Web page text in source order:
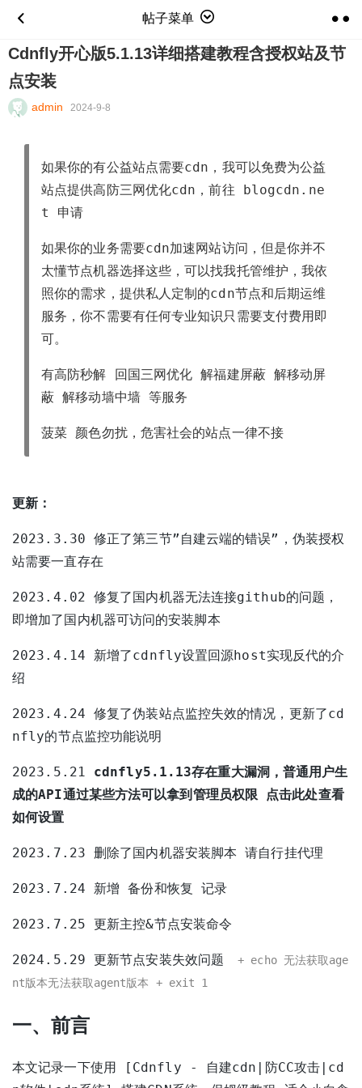
帖子菜单
Cdnfly开心版5.1.13详细搭建教程含授权站及节
点安装
admin 2024-9-8
如果你的有公益站点需要cdn，我可以免费为公益
站点提供高防三网优化cdn，前往 blogcdn.ne
t
申请
如果你的业务需要cdn加速网站访问，但是你并不
太懂节点机器选择这些，可以找我托管维护，我依
照你的需求，提供私人定制的cdn节点和后期运维
服务，你不需要有任何专业知识只需要支付费用即
可。
有高防秒解 回国三网优化 解福建屏蔽 解移动屏
蔽 解移动墙中墙 等服务
菠菜 颜色勿扰，危害社会的站点一律不接
更新：
2023.3.30 修正了第三节”自建云端的错误”，伪装授权
站需要一直存在
2023.4.02 修复了国内机器无法连接github的问题，
即增加了国内机器可访问的安装脚本
2023.4.14 新增了cdnfly设置回源host实现反代的介
绍
2023.4.24 修复了伪装站点监控失效的情况，更新了cd
nfly的节点监控功能说明
2023.5.21 cdnfly5.1.13存在重大漏洞，普通用户生
成的API通过某些方法可以拿到管理员权限 点击此处查看
如何设置
2023.7.23 删除了国内机器安装脚本 请自行挂代理
2023.7.24 新增备份和恢复 记录
2023.7.25 更新主控&节点安装命令
2024.5.29 更新节点安装失效问题
+ echo 无法获取age
nt版本无法获取agent版本 + exit 1
一、前言
本文记录一下使用
[Cdnfly - 自建cdn|防CC攻击|cd